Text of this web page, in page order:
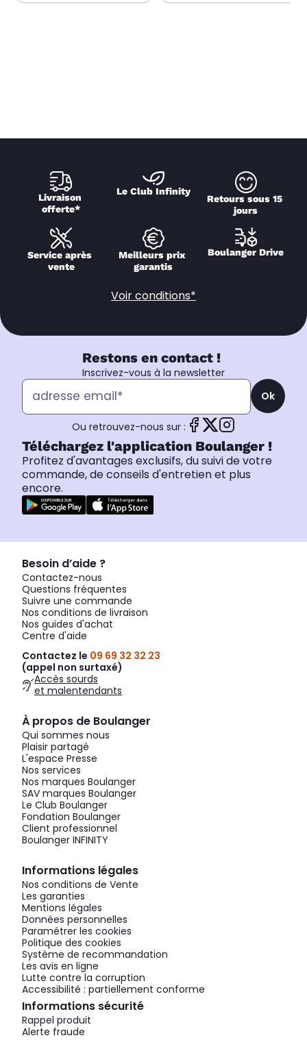
Livraison
offerte*
Le Club Infinity
Retours sous 15
jours
Service après
vente
Meilleurs prix
garantis
Boulanger Drive
Voir conditions*
Restons en contact !
Inscrivez-vous à la newsletter
Ok
Ou retrouvez-nous sur :
Téléchargez l'application Boulanger !
Profitez d'avantages exclusifs, du suivi de votre
commande, de conseils d'entretien et plus
encore.
Besoin d’aide ?
Contactez-nous
Questions fréquentes
Suivre une commande
Nos conditions de livraison
Nos guides d'achat
Centre d'aide
Contactez le 09 69 32 32 23
(appel non surtaxé)
Accès sourds
et malentendants
À propos de Boulanger
Qui sommes nous
Plaisir partagé
L'espace Presse
Nos services
Nos marques Boulanger
SAV marques Boulanger
Le Club Boulanger
Fondation Boulanger
Client professionnel
Boulanger INFINITY
Informations légales
Nos conditions de Vente
Les garanties
Mentions légales
Données personnelles
Paramétrer les cookies
Politique des cookies
Système de recommandation
Les avis en ligne
Lutte contre la corruption
Accessibilité : partiellement conforme
Informations sécurité
Rappel produit
Alerte fraude